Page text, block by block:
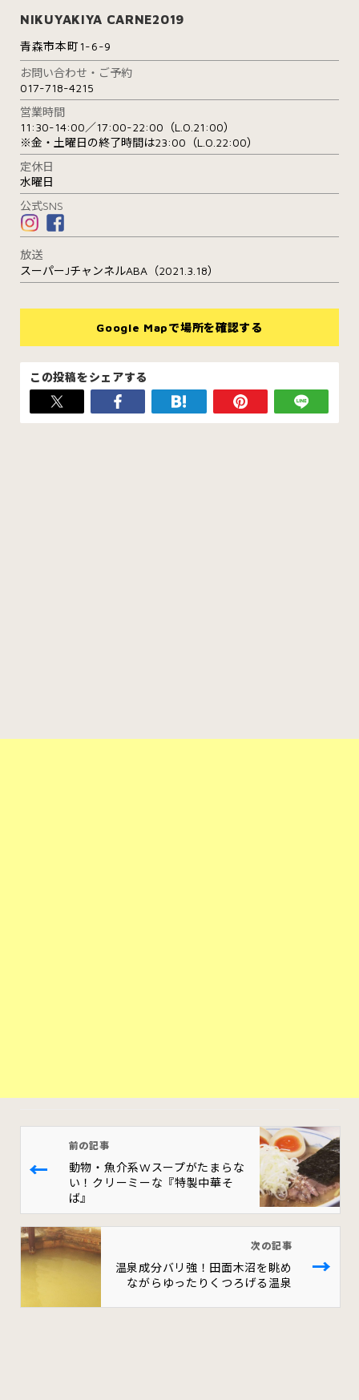
NIKUYAKIYA CARNE2019
青森市本町1-6-9
お問い合わせ・ご予約
017-718-4215
営業時間
11:30-14:00／17:00-22:00（L.O.21:00）
※金・土曜日の終了時間は23:00（L.O.22:00）
定休日
水曜日
公式SNS
放送
スーパーJチャンネルABA（2021.3.18）
Google Mapで場所を確認する
この投稿をシェアする
←
前の記事
動物・魚介系Wスープがたまらな
い！クリーミーな『特製中華そ
ば』
次の記事
温泉成分バリ強！田面木沼を眺め
ながらゆったりくつろげる温泉
→